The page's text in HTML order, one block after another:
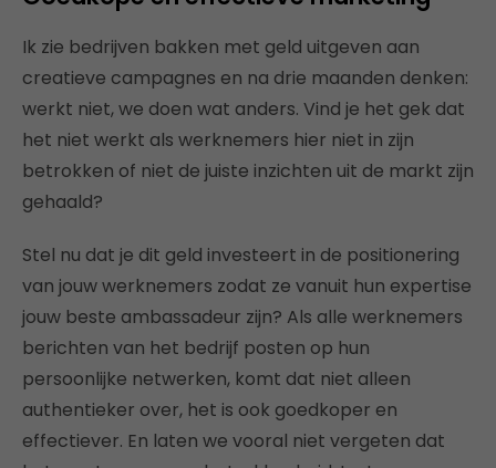
Ik zie bedrijven bakken met geld uitgeven aan
creatieve campagnes en na drie maanden denken:
werkt niet, we doen wat anders. Vind je het gek dat
het niet werkt als werknemers hier niet in zijn
betrokken of niet de juiste inzichten uit de markt zijn
gehaald?
Stel nu dat je dit geld investeert in de positionering
van jouw werknemers zodat ze vanuit hun expertise
jouw beste ambassadeur zijn? Als alle werknemers
berichten van het bedrijf posten op hun
persoonlijke netwerken, komt dat niet alleen
authentieker over, het is ook goedkoper en
effectiever. En laten we vooral niet vergeten dat